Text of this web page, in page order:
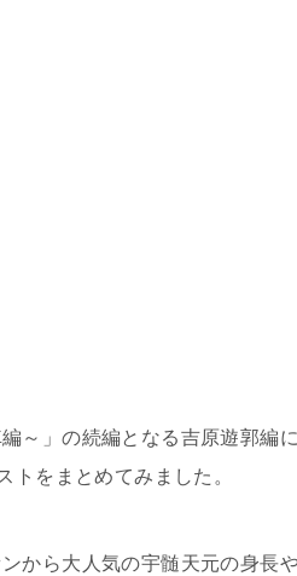
～」の続編となる吉原遊郭編
トをまとめてみました。
から大人気の宇髄天元の身長